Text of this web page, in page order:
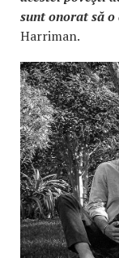
sunt onorat să o
Harriman.